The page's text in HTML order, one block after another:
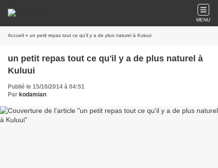
MENU
Accueil » un petit repas tout ce qu'il y a de plus naturel à Kuluui
un petit repas tout ce qu'il y a de plus naturel à
Kuluui
Publié le 15/10/2014 à 04:51
Par kodamian